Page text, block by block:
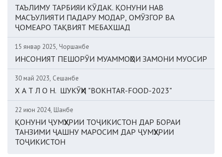
ТАЪЛИМУ ТАРБИЯИ КӮДАК. ҚОНУНИ НАВ
МАСЪУЛИЯТИ ПАДАРУ МОДАР, ОМӮЗГОР ВА
ҶОМЕАРО ТАҚВИЯТ МЕБАХШАД
15 январ 2025, Чоршанбе
ИНСОНИЯТ ПЕШОРӮИ МУАММОҲОИ ЗАМОНИ МУОСИР
30 май 2023, Сешанбе
Х А Т Л О Н. ШУКӮҲИ "BOKHTAR-FOOD-2023"
22 июн 2024, Шанбе
ҚОНУНИ ҶУМҲУРИИ ТОҶИКИСТОН ДАР БОРАИ
ТАНЗИМИ ҶАШНУ МАРОСИМ ДАР ҶУМҲУРИИ
ТОҶИКИСТОН